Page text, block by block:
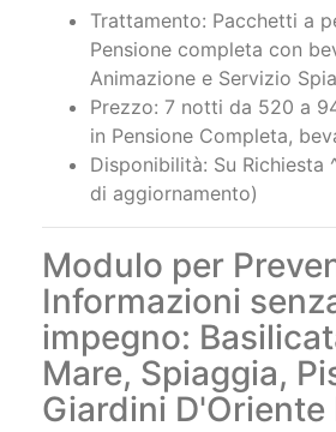
Trattamento: Pacchetti a
Pensione completa con
Animazione e Servizio
Prezzo: 7 notti da 520 a
in Pensione Completa,
Disponibilità: Su
di aggiornamento)
Modulo per
Informazioni
impegno:
Mare, Spiaggia,
Giardini D'Oriente